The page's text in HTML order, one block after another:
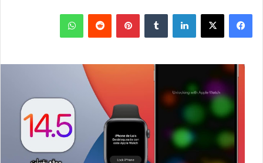
فيسبوك ‫X لينكدإن بينتيريست واتساب